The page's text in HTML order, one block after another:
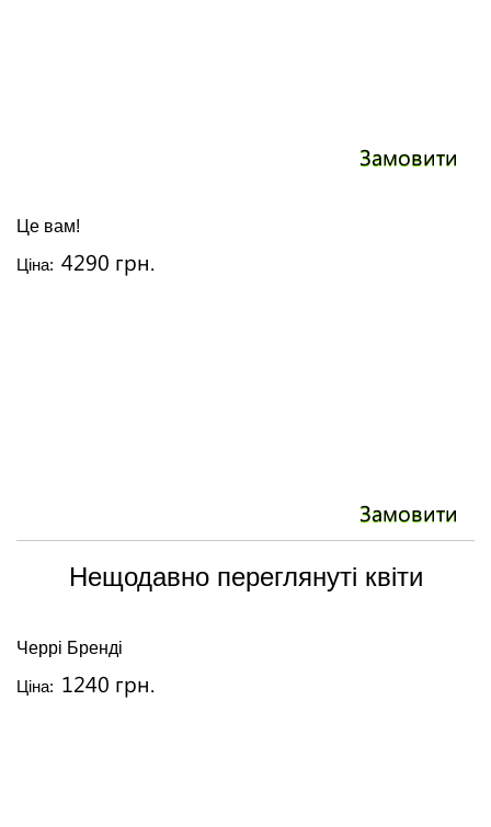
Замовити
Це вам!
Ціна: 4290 грн.
Замовити
Нещодавно переглянуті квіти
Черрі Бренді
Ціна: 1240 грн.